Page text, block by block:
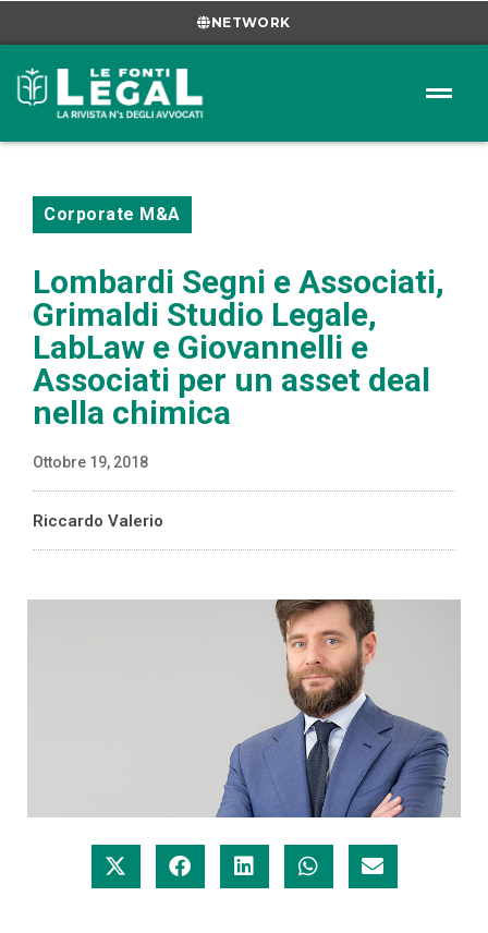
NETWORK
Corporate M&A
Lombardi Segni e Associati,
Grimaldi Studio Legale,
LabLaw e Giovannelli e
Associati per un asset deal
nella chimica
Ottobre 19, 2018
Riccardo Valerio